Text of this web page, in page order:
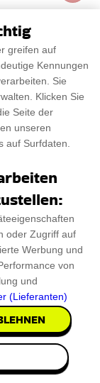
greifen auf
Kennungen
Sie
Klicken Sie
Seite der
unseren
auf Surfdaten.
oder Zugriff auf
Werbung und
von
und
(Lieferanten)